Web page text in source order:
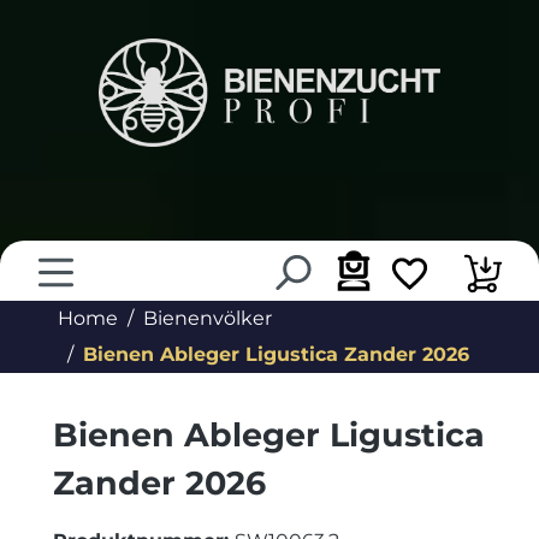
Home
Bienenvölker
Bienen Ableger Ligustica Zander 2026
Bienen Ableger Ligustica
Zander 2026